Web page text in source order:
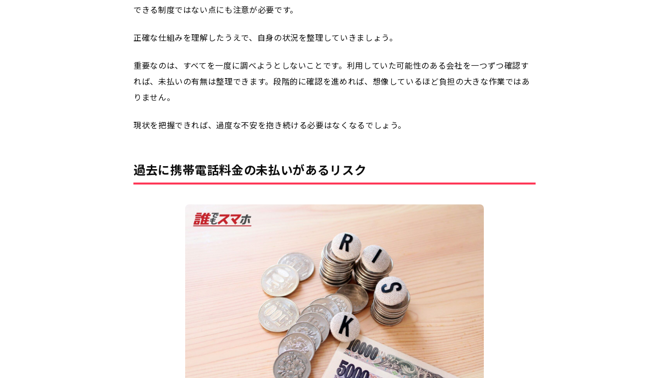
できる制度ではない点にも注意が必要です。
正確な仕組みを理解したうえで、自身の状況を整理していきましょう。
重要なのは、すべてを一度に調べようとしないことです。利用していた可能性のある会社を一つずつ確認す
れば、未払いの有無は整理できます。段階的に確認を進めれば、想像しているほど負担の大きな作業ではあ
りません。
現状を把握できれば、過度な不安を抱き続ける必要はなくなるでしょう。
過去に携帯電話料金の未払いがあるリスク